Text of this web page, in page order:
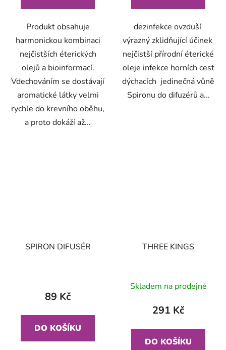
Produkt obsahuje
harmonickou kombinaci
nejčistších éterických
olejů a bioinformací.
Vdechováním se dostávají
aromatické látky velmi
rychle do krevního oběhu,
a proto dokáží až...
dezinfekce ovzduší
výrazný zklidňující účinek
nejčistší přírodní éterické
oleje infekce horních cest
dýchacích jedinečná vůně
Spironu do difuzérů a...
SPIRON DIFUSÉR
89 Kč
DO KOŠÍKU
THREE KINGS
Skladem na prodejně
291 Kč
DO KOŠÍKU